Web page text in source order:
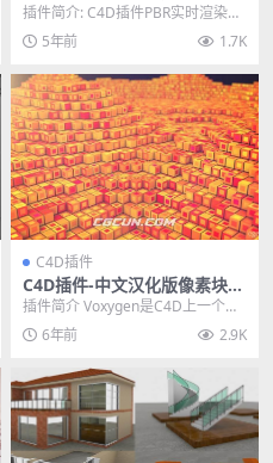
U-Render 2021.1.3 Win破解
版
插件简介: C4D插件PBR实时渲染器
插件U-Render是一款由Uppercu...
5年前 1.7K
C4D插件
C4D插件-中文汉化版像素块插
件Tools4D Voxygen
插件简介 Voxygen是C4D上一个可
以制作像素化效果的插件，可以把
任何模型快...
6年前 2.9K